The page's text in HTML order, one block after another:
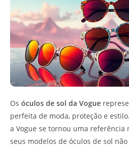
Os óculos de sol da Vogue
perfeita de moda, proteção e
a Vogue se tornou uma referência
seus modelos de óculos de sol não